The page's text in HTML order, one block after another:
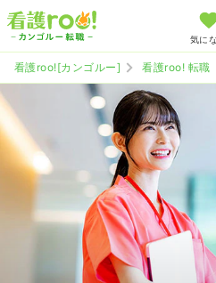
気に
看護roo![カンゴルー] 看護roo! 転職